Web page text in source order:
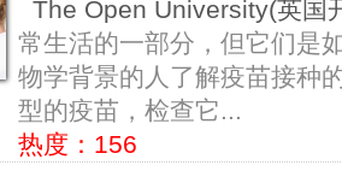
The Open University(英国
常生活的一部分，但它们是
物学背景的人了解疫苗接种
型的疫苗，检查它...
热度：156